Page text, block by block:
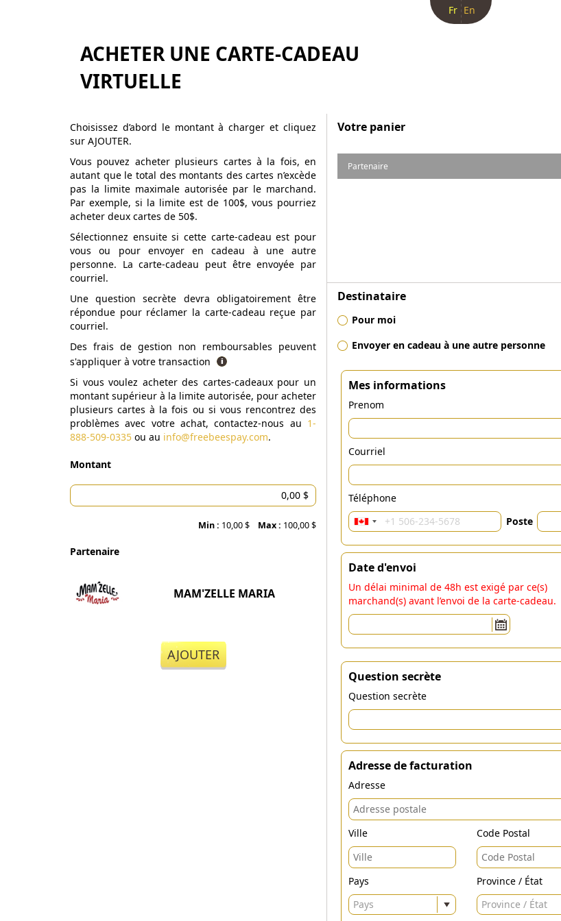
Fr En
ACHETER UNE CARTE-CADEAU
VIRTUELLE
Choisissez d’abord le montant à charger et cliquez
sur AJOUTER.
Vous pouvez acheter plusieurs cartes à la fois, en
autant que le total des montants des cartes n’excède
pas la limite maximale autorisée par le marchand.
Par exemple, si la limite est de 100$, vous pourriez
acheter deux cartes de 50$.
Sélectionnez ensuite si cette carte-cadeau est pour
vous ou pour envoyer en cadeau à une autre
personne. La carte-cadeau peut être envoyée par
courriel.
Une question secrète devra obligatoirement être
répondue pour réclamer la carte-cadeau reçue par
courriel.
Des frais de gestion non remboursables peuvent
s'appliquer à votre transaction
Si vous voulez acheter des cartes-cadeaux pour un
montant supérieur à la limite autorisée, pour acheter
plusieurs cartes à la fois ou si vous rencontrez des
problèmes avec votre achat, contactez-nous au 1-
888-509-0335 ou au info@freebeespay.com.
Montant
Min : 10,00 $ Max : 100,00 $
Partenaire
MAM'ZELLE MARIA
AJOUTER
Votre panier
Partenaire
Destinataire
Pour moi
Envoyer en cadeau à une autre personne
Mes informations
Prenom
Courriel
Téléphone
Poste
Date d'envoi
Un délai minimal de 48h est exigé par ce(s)
marchand(s) avant l’envoi de la carte-cadeau.
Question secrète
Question secrète
Adresse de facturation
Adresse
Ville Code Postal
Pays
Pays
Province / État
Province / État